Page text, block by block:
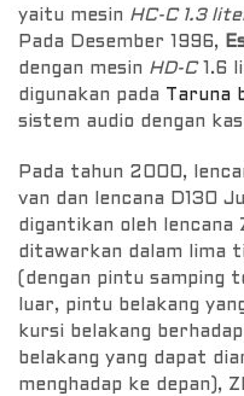
yaitu mesin HC-C 1.3
Pada Desember 1996,
dengan mesin HD-C1.6
digunakan pada
Taruna
sistem audio dengan
Pada tahun 2000,
van dan lencana D130
digantikan oleh lencana
ditawarkan dalam lima
(dengan pintu samping
luar, pintu belakang
kursi belakang
belakang yang dapat
menghadap ke depan),